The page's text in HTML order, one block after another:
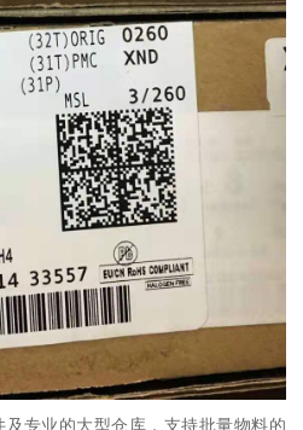
专业的大型仓库，支持批量物料的